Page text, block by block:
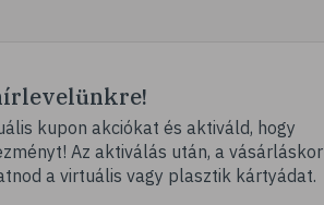
# derékfájás
# csonttörés
# mozgásszervi problémák
# köszvény
kupon akciókat és aktiváld, hogy
Az aktiválás után, a vásárláskor
a virtuális vagy plasztik kártyádat.